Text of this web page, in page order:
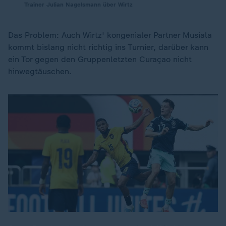
Das Problem: Auch Wirtz' kongenialer Partner Musiala
kommt bislang nicht richtig ins Turnier, darüber kann
ein Tor gegen den Gruppenletzten Curaçao nicht
hinwegtäuschen.